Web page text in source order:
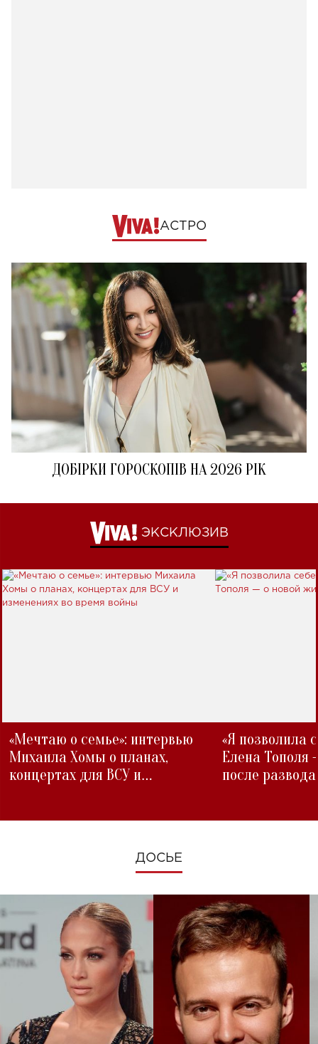
АСТРО
ДОБІРКИ ГОРОСКОПІВ НА 2026 РІК
ЭКСКЛЮЗИВ
«Мечтаю о семье»: интервью
Михаила Хомы о планах,
концертах для ВСУ и
«Я позволила
Елена Тополя
после развода
ДОСЬЕ